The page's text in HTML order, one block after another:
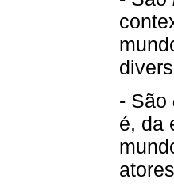
- São
é, da